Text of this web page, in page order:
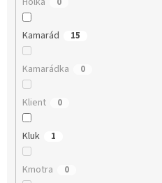
Kamarád 15
Kamarádka 0
Klient 0
Kluk 1
Kmotra 0